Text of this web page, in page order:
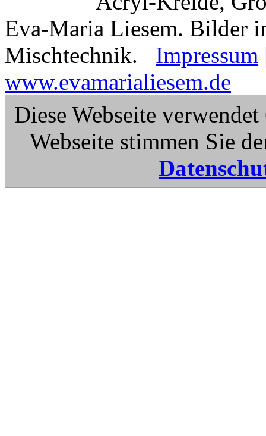
Eva-Maria Liesem. Bilder
Mischtechnik. Impressum
www.evamarialiesem.de
Diese Webseite
Webseite stimmen Sie